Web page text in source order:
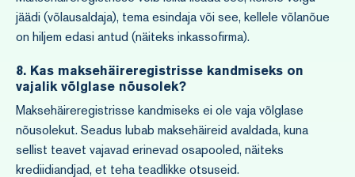
jäädi (võlausaldaja), tema esindaja või see, kellele võlanõue
on hiljem edasi antud (näiteks inkassofirma).
8. Kas maksehäireregistrisse kandmiseks on
vajalik võlglase nõusolek?
Maksehäireregistrisse kandmiseks ei ole vaja võlglase
nõusolekut. Seadus lubab maksehäireid avaldada, kuna
sellist teavet vajavad erinevad osapooled, näiteks
krediidiandjad, et teha teadlikke otsuseid.